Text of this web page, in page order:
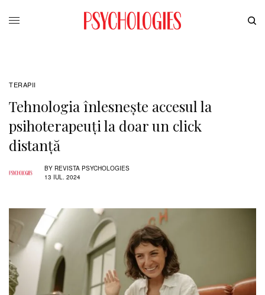
TERAPII
Tehnologia înlesnește accesul la
psihoterapeuți la doar un click
distanță
BY REVISTA PSYCHOLOGIES
13 IUL. 2024